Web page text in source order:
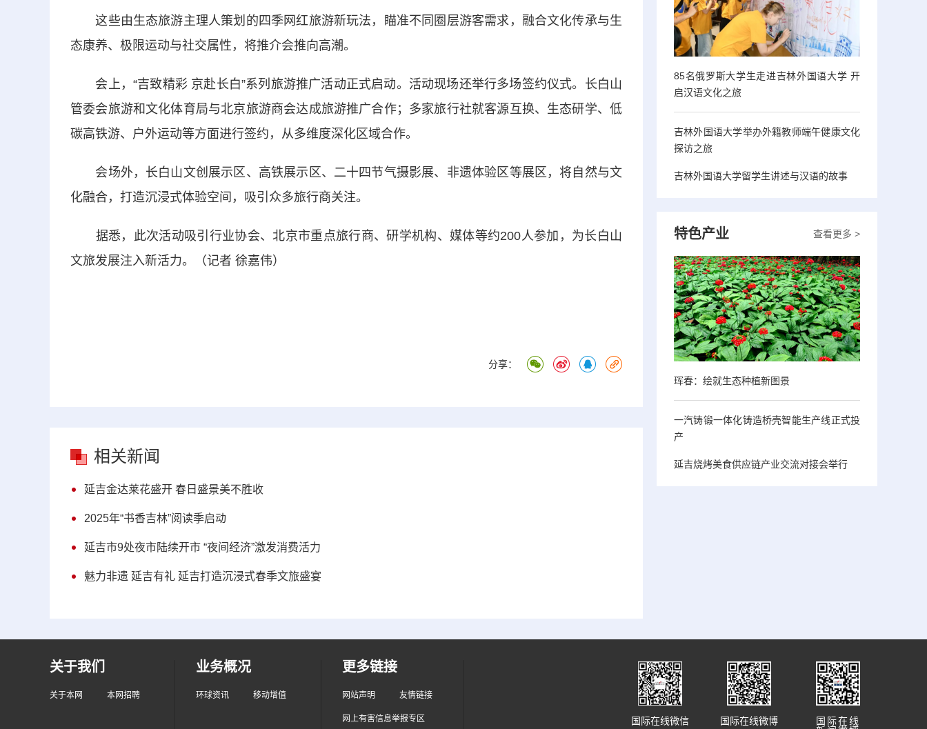
这些由生态旅游主理人策划的四季网红旅游新玩法，瞄准不同圈层游客需求，融合文化传承与生
态康养、极限运动与社交属性，将推介会推向高潮。
会上，“吉致精彩 京赴长白”系列旅游推广活动正式启动。活动现场还举行多场签约仪式。长白山
管委会旅游和文化体育局与北京旅游商会达成旅游推广合作；多家旅行社就客源互换、生态研学、低
碳高铁游、户外运动等方面进行签约，从多维度深化区域合作。
会场外，长白山文创展示区、高铁展示区、二十四节气摄影展、非遗体验区等展区，将自然与文
化融合，打造沉浸式体验空间，吸引众多旅行商关注。
据悉，此次活动吸引行业协会、北京市重点旅行商、研学机构、媒体等约200人参加，为长白山
文旅发展注入新活力。（记者 徐嘉伟）
分享：
相关新闻
延吉金达莱花盛开 春日盛景美不胜收
2025年“书香吉林”阅读季启动
延吉市9处夜市陆续开市 “夜间经济”激发消费活力
魅力非遗 延吉有礼 延吉打造沉浸式春季文旅盛宴
85名俄罗斯大学生走进吉林外国语大学 开
启汉语文化之旅
吉林外国语大学举办外籍教师端午健康文化
探访之旅
吉林外国语大学留学生讲述与汉语的故事
查看更多 >
特色产业
珲春：绘就生态种植新图景
一汽铸锻一体化铸造桥壳智能生产线正式投
产
延吉烧烤美食供应链产业交流对接会举行
关于我们
关于本网 本网招聘
业务概况
环球资讯 移动增值
更多链接
网站声明 友情链接
网上有害信息举报专区
国际在线
国际在线微博
国际在线微信